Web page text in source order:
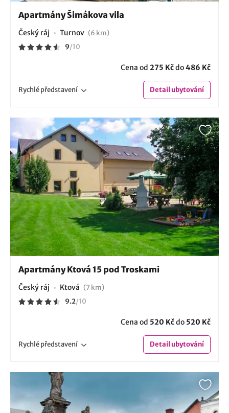
Apartmány Šimákova vila
Český ráj Turnov (6 km)
9/10
Cena od 275 Kčdo486 Kč
Rychlépředstavení Detailubytování
Apartmány Ktová 15 pod Troskami
Český ráj Ktová (7 km)
9.2/10
Cena od 520 Kčdo 520 Kč
Rychlépředstavení Detailubytování